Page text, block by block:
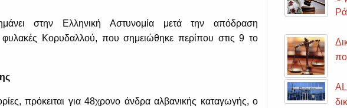
στην Ελληνική Αστυνομία μετά την απόδραση
φυλακές Κορυδαλλού, που σημειώθηκε περίπου στις 9 το
πρόκειται για 48χρονο άνδρα αλβανικής καταγωγής, ο